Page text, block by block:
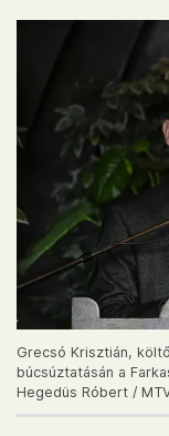
Grecsó Krisztián,
búcsúztatásán a
Hegedüs Róbert /